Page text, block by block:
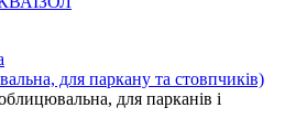
для паркану та стовпчиків)
для парканів і